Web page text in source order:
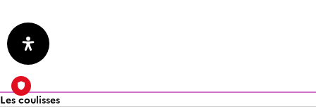
Les coulisses
Clermont
Auvergne
Corse